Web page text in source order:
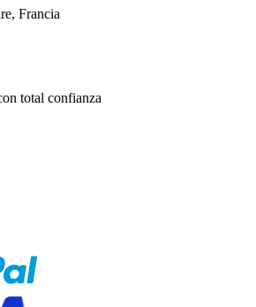
Francia
total confianza